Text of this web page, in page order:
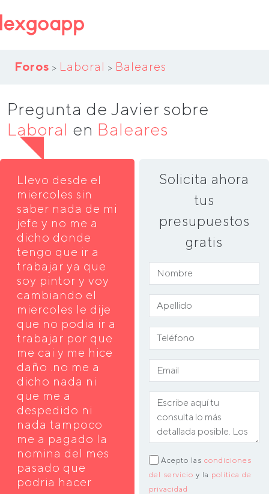
Foros > Laboral > Baleares
Pregunta de Javier sobre
Laboral en Baleares
Llevo desde el
miercoles sin
saber nada de mi
jefe y no me a
dicho donde
tengo que ir a
trabajar ya que
soy pintor y voy
cambiando el
miercoles le dije
que no podia ir a
trabajar por que
me cai y me hice
daño .no me a
dicho nada ni
que me a
despedido ni
nada tampoco
me a pagado la
nomina del mes
pasado que
podria hacer
Solicita ahora
tus
presupuestos
gratis
Acepto las condiciones
del servicio y la política de
privacidad